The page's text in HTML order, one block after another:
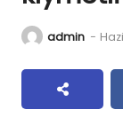
admin -